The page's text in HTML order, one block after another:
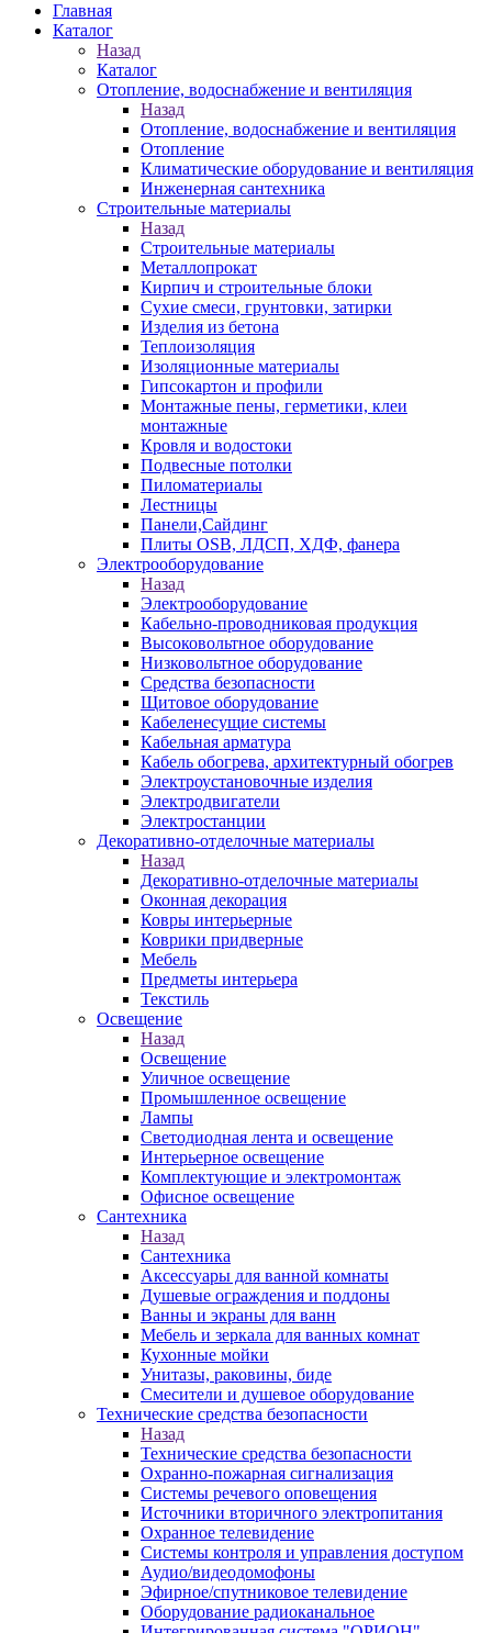
Главная
Каталог
Назад
Каталог
Отопление, водоснабжение и вентиляция
Назад
Отопление, водоснабжение и вентиляция
Отопление
Климатические оборудование и вентиляция
Инженерная сантехника
Строительные материалы
Назад
Строительные материалы
Металлопрокат
Кирпич и строительные блоки
Сухие смеси, грунтовки, затирки
Изделия из бетона
Теплоизоляция
Изоляционные материалы
Гипсокартон и профили
Монтажные пены, герметики, клеи
монтажные
Кровля и водостоки
Подвесные потолки
Пиломатериалы
Лестницы
Панели,Сайдинг
Плиты OSB, ЛДСП, ХДФ, фанера
Электрооборудование
Назад
Электрооборудование
Кабельно-проводниковая продукция
Высоковольтное оборудование
Низковольтное оборудование
Средства безопасности
Щитовое оборудование
Кабеленесущие системы
Кабельная арматура
Кабель обогрева, архитектурный обогрев
Электроустановочные изделия
Электродвигатели
Электростанции
Декоративно-отделочные материалы
Назад
Декоративно-отделочные материалы
Оконная декорация
Ковры интерьерные
Коврики придверные
Мебель
Предметы интерьера
Текстиль
Освещение
Назад
Освещение
Уличное освещение
Промышленное освещение
Лампы
Светодиодная лента и освещение
Интерьерное освещение
Комплектующие и электромонтаж
Офисное освещение
Сантехника
Назад
Сантехника
Аксессуары для ванной комнаты
Душевые ограждения и поддоны
Ванны и экраны для ванн
Мебель и зеркала для ванных комнат
Кухонные мойки
Унитазы, раковины, биде
Смесители и душевое оборудование
Технические средства безопасности
Назад
Технические средства безопасности
Охранно-пожарная сигнализация
Системы речевого оповещения
Источники вторичного электропитания
Охранное телевидение
Системы контроля и управления доступом
Аудио/видеодомофоны
Эфирное/спутниковое телевидение
Оборудование радиоканальное